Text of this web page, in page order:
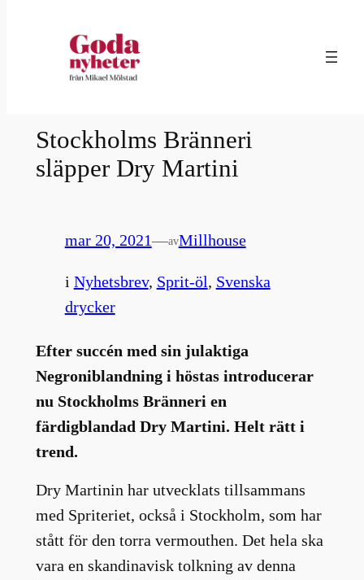
Stockholms Bränneri
släpper Dry Martini
mar 20, 2021—avMillhouse
i Nyhetsbrev, Sprit-öl, Svenska
drycker
Efter succén med sin julaktiga
Negroniblandning i höstas introducerar
nu Stockholms Bränneri en
färdigblandad Dry Martini. Helt rätt i
trend.
Dry Martinin har utvecklats tillsammans
med Spriteriet, också i Stockholm, som har
stått för den torra vermouthen. Det hela ska
vara en skandinavisk tolkning av denna